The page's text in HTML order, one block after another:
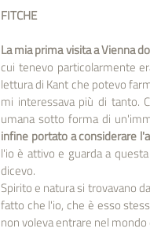
FITCHE
La mia prima visita a Vienna
cui tenevo particolarmente
lettura di Kant che potevo
mi interessava più di tanto.
umana sotto forma di
infine portato a considerare
l'io è attivo e guarda a
dicevo.
Spirito e natura si trovavano
fatto che l'io, che è esso
non voleva entrare nel